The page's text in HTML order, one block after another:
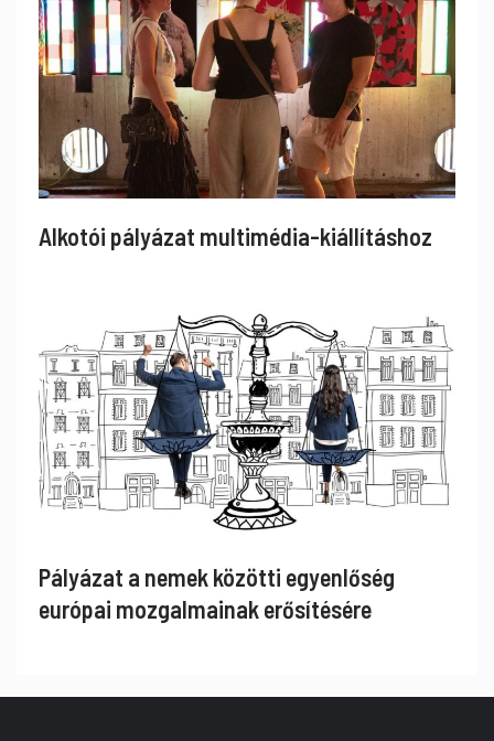
Alkotói pályázat multimédia-kiállításhoz
Pályázat a nemek közötti egyenlőség
európai mozgalmainak erősítésére